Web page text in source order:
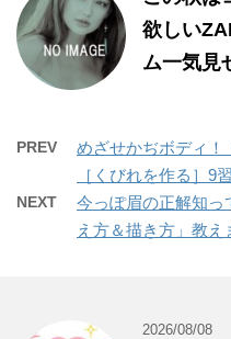
欲しい
ム一気見
PREV
めざせかぢボディ！
［くびれを作る］9
NEXT
今っぽ眉の正解知っ
え方＆描き方」教
2026/08/08